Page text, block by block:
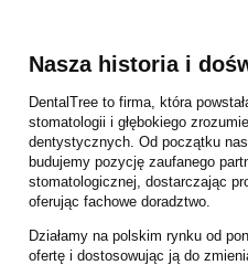
Nasza historia i
DentalTree to firma, która
stomatologii i głębokiego
dentystycznych. Od początku
budujemy pozycję zaufanego
stomatologicznej, dostarczając
oferując fachowe doradztwo.
Działamy na polskim rynku od
ofertę i dostosowując ją do